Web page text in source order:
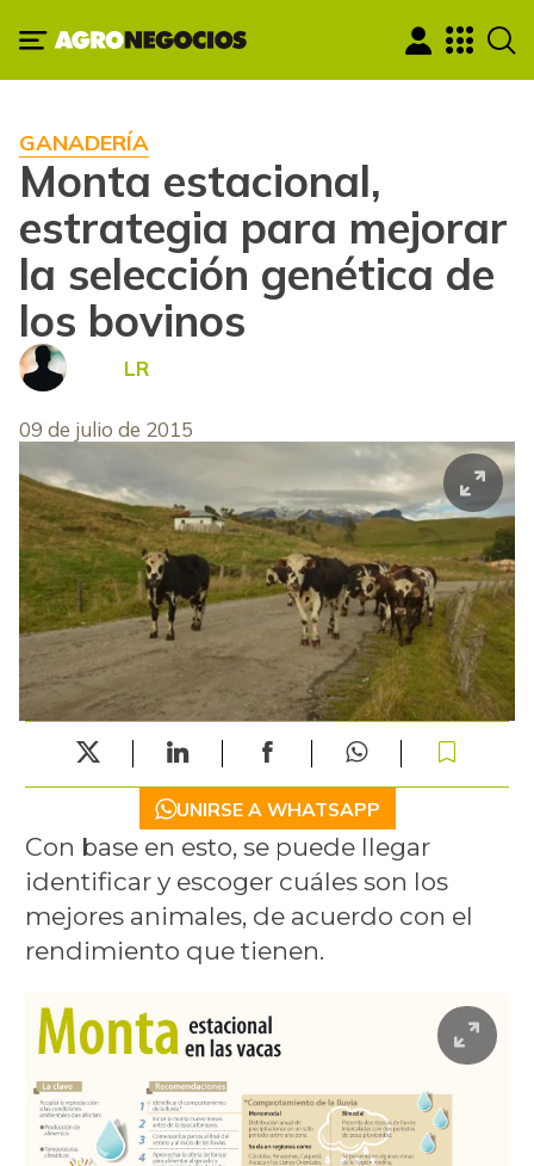
GANADERÍA
Monta estacional,
estrategia para mejorar
la selección genética de
los bovinos
LR
09 de julio de 2015
UNIRSE A WHATSAPP
Con base en esto, se puede llegar
identificar y escoger cuáles son los
mejores animales, de acuerdo con el
rendimiento que tienen.